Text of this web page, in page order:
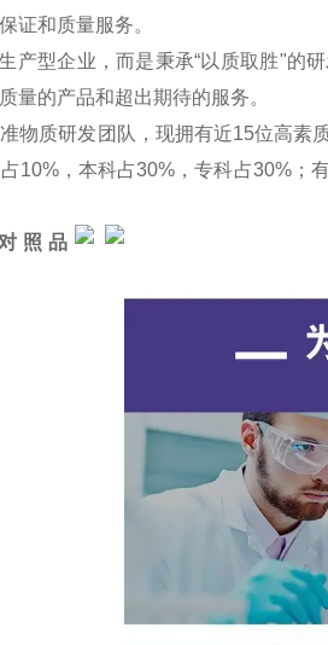
证和质量服务。
产型企业，而是秉承“以质取胜"的
量的产品和超出期待的服务。
物质研发团队，现拥有近15位高素
10%，本科占30%，专科占30%；
照品